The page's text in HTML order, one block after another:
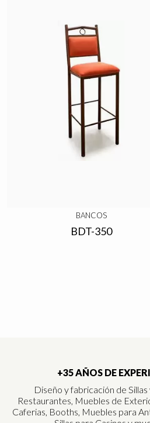
BANCOS
BDT-350
+35 AÑOS DE
Diseño y fabricación de
Restaurantes, Muebles de
Caferias, Booths, Muebles para